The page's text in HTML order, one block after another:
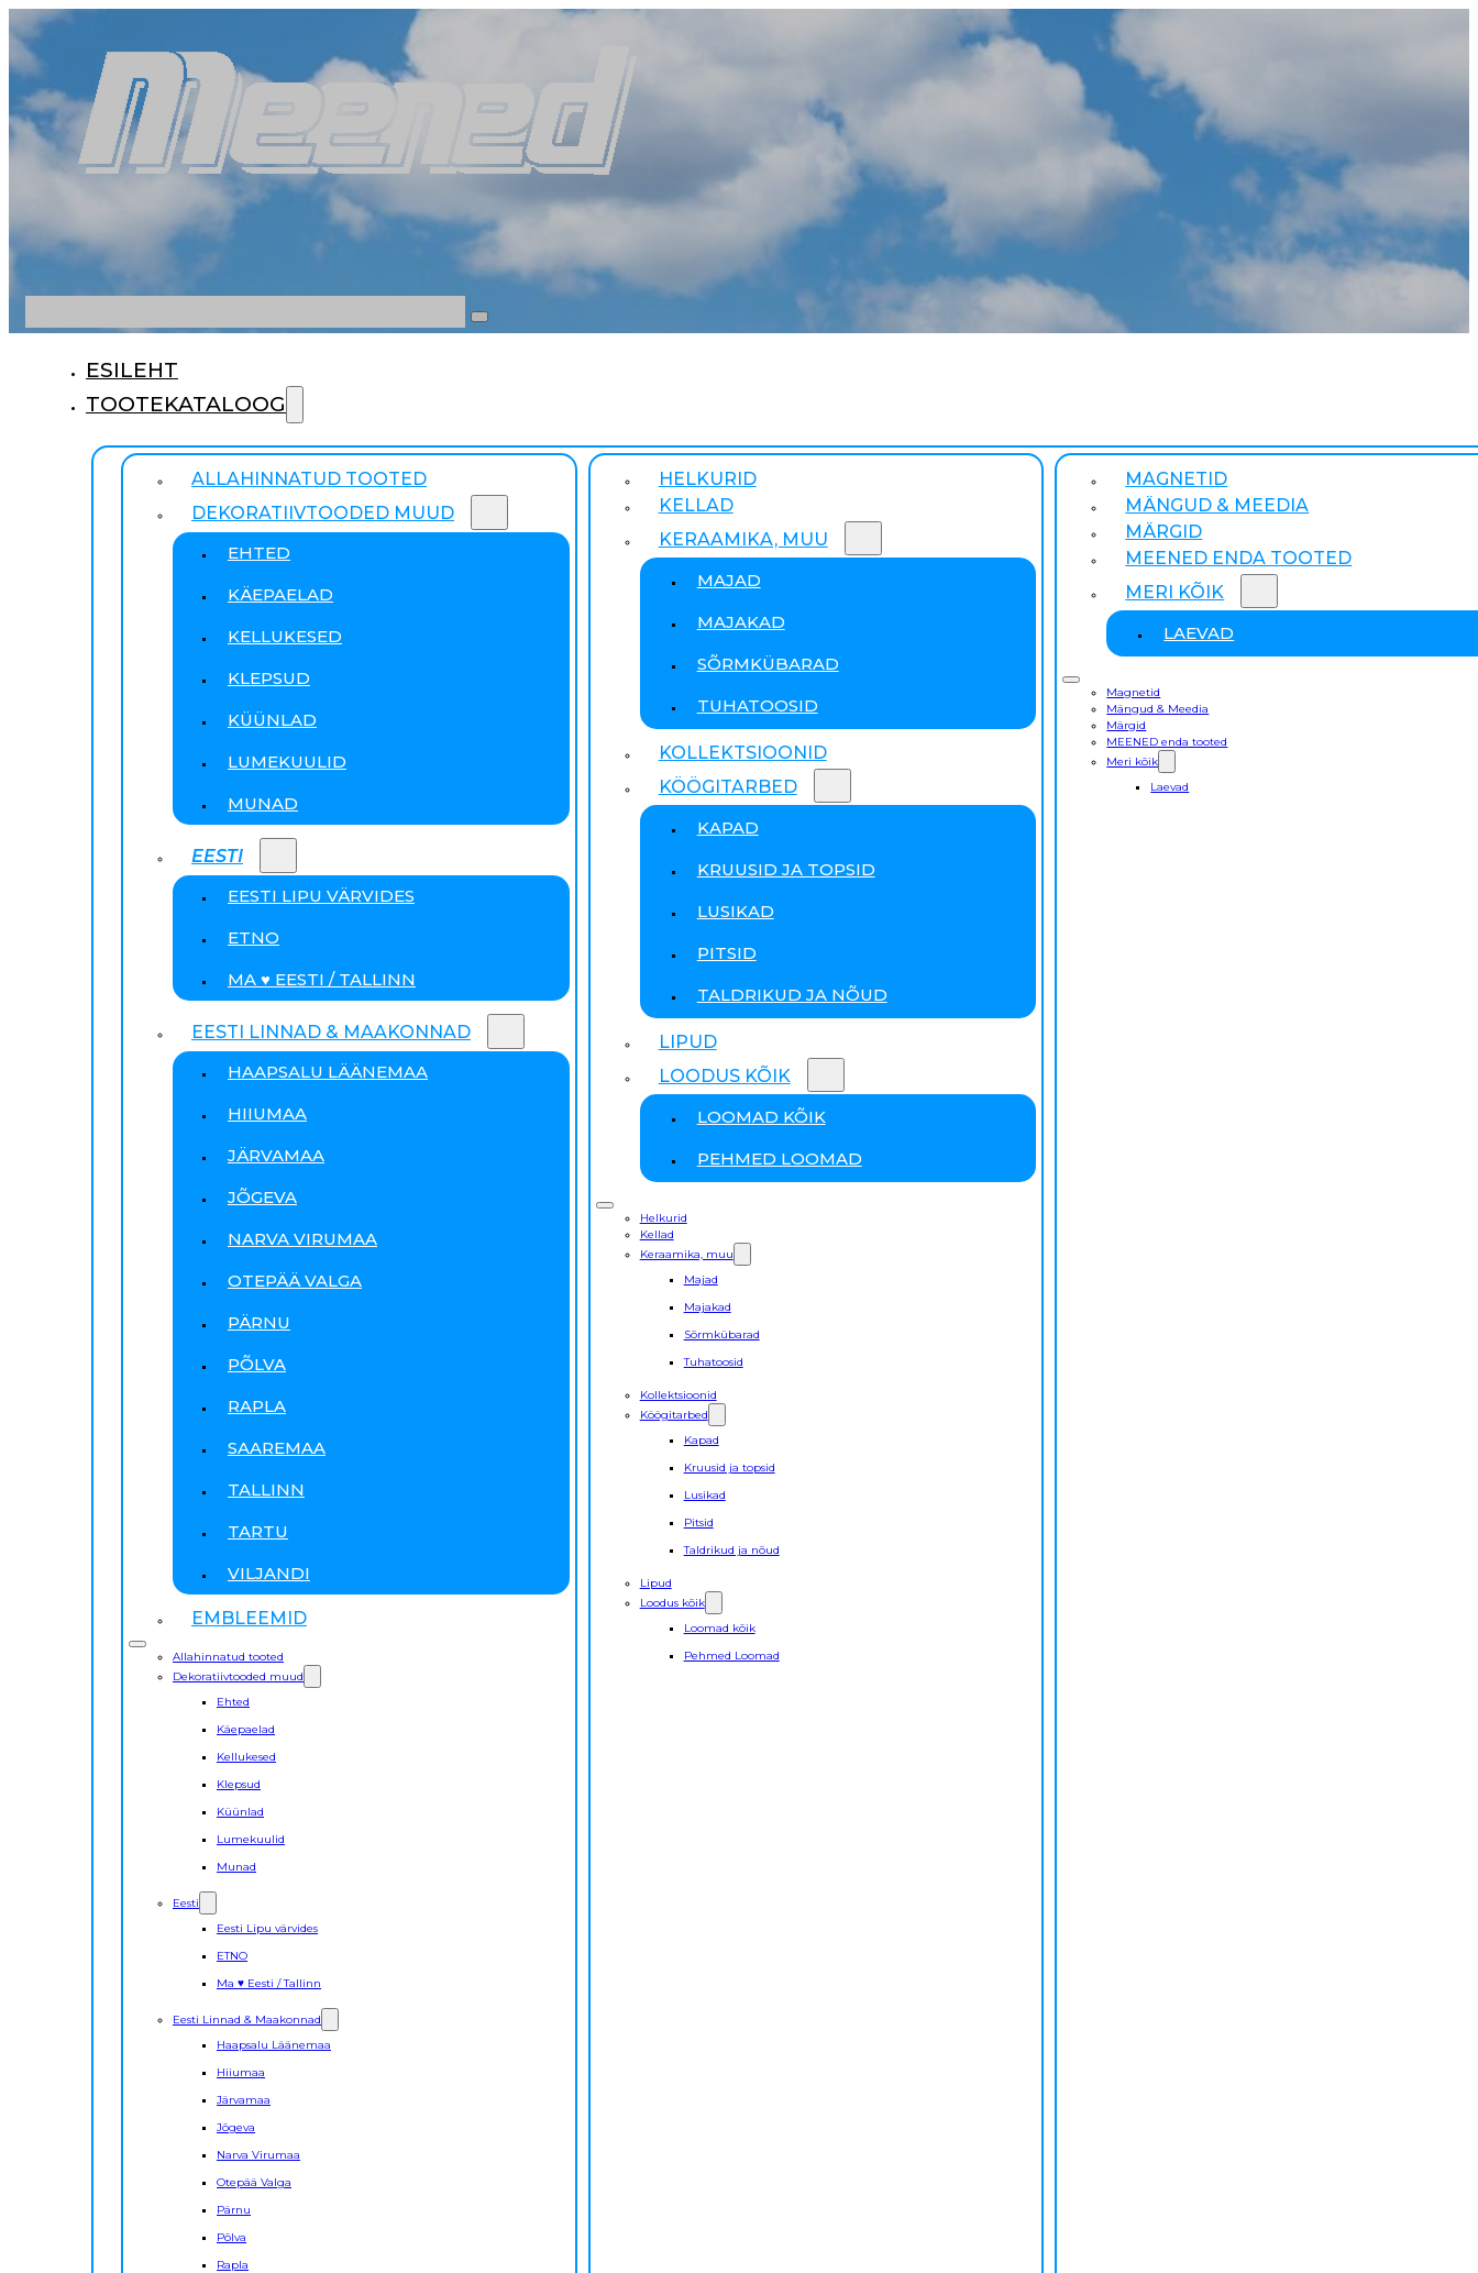
ESILEHT
TOOTEKATALOOG
ALLAHINNATUD TOOTED
DEKORATIIVTOODED MUUD
EHTED
KÄEPAELAD
KELLUKESED
KLEPSUD
KÜÜNLAD
LUMEKUULID
MUNAD
EESTI
EESTI LIPU VÄRVIDES
ETNO
MA ♥ EESTI / TALLINN
EESTI LINNAD & MAAKONNAD
HAAPSALU LÄÄNEMAA
HIIUMAA
JÄRVAMAA
JÕGEVA
NARVA VIRUMAA
OTEPÄÄ VALGA
PÄRNU
PÕLVA
RAPLA
SAAREMAA
TALLINN
TARTU
VILJANDI
EMBLEEMID
Allahinnatud tooted
Dekoratiivtooded muud
Ehted
Käepaelad
Kellukesed
Klepsud
Küünlad
Lumekuulid
Munad
Eesti
Eesti Lipu värvides
ETNO
Ma ♥ Eesti / Tallinn
Eesti Linnad & Maakonnad
Haapsalu Läänemaa
Hiiumaa
Järvamaa
Jõgeva
Narva Virumaa
Otepää Valga
Pärnu
Põlva
Rapla
HELKURID
KELLAD
KERAAMIKA, MUU
MAJAD
MAJAKAD
SÕRMKÜBARAD
TUHATOOSID
KOLLEKTSIOONID
KÖÖGITARBED
KAPAD
KRUUSID JA TOPSID
LUSIKAD
PITSID
TALDRIKUD JA NÕUD
LIPUD
LOODUS KÕIK
LOOMAD KÕIK
PEHMED LOOMAD
Helkurid
Kellad
Keraamika, muu
Majad
Majakad
Sõrmkübarad
Tuhatoosid
Kollektsioonid
Köögitarbed
Kapad
Kruusid ja topsid
Lusikad
Pitsid
Taldrikud ja nõud
Lipud
Loodus kõik
Loomad kõik
Pehmed Loomad
MAGNETID
MÄNGUD & MEEDIA
MÄRGID
MEENED ENDA TOOTED
MERI KÕIK
LAEVAD
Magnetid
Mängud & Meedia
Märgid
MEENED enda tooted
Meri kõik
Laevad